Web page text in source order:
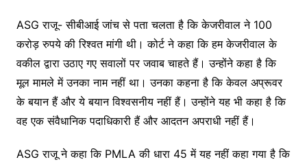
ASG राजू- सीबीआई जांच से पता चलता है कि केजरीवाल ने 100
करोड़ रुपये की रिश्वत मांगी थी। कोर्ट ने कहा कि हम केजरीवाल के
वकील द्वारा उठाए गए सवालों पर जवाब चाहते हैं। उन्होंने कहा है कि
मूल मामले में उनका नाम नहीं था। उनका कहना है कि केवल अप्रूवर
के बयान हैं और ये बयान विश्वसनीय नहीं हैं। उन्होंने यह भी कहा है कि
वह एक संवैधानिक पदाधिकारी हैं और आदतन अपराधी नहीं हैं।
ASG राजू ने कहा कि PMLA की धारा 45 में यह नहीं कहा गया है कि